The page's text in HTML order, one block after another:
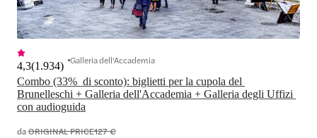
Combo (33%  di sconto): biglietti per la cupola del
Brunelleschi + Galleria dell'Accademia + Galleria degli Uffizi
con audioguida
4,3(1.934) Galleria dell'Accademia
daORIGINAL PRICE127 €